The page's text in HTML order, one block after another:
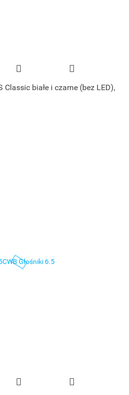
Classic białe i czarne (bez LED),